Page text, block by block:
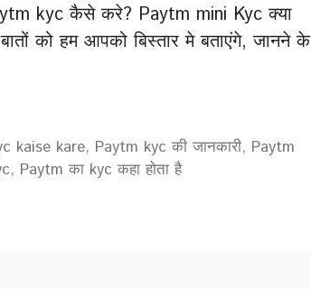
kyc कैसे करे? Paytm mini Kyc क्या
को हम आपको बिस्तार मे बताएंगे, जानने के
kaise kare, Paytm kyc की जानकारी, Paytm
, Paytm का kyc कहा होता है